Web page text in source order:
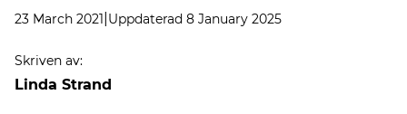
23 March 2021 Uppdaterad 8 January 2025
Skriven av:
Linda Strand